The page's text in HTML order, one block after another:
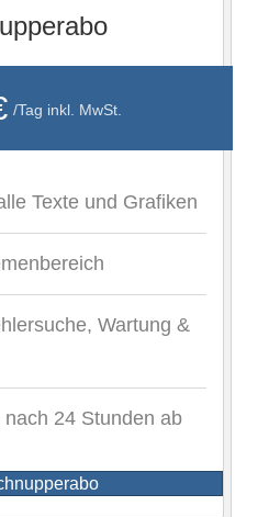
/Tag inkl. MwSt.
Texte und Grafiken
Wartung &
24 Stunden ab